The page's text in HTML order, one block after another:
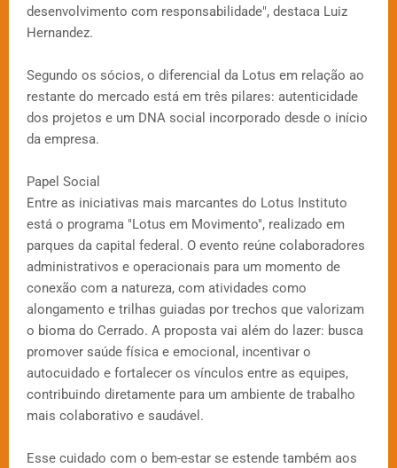
desenvolvimento com responsabilidade", destaca Luiz
Hernandez.
Segundo os sócios, o diferencial da Lotus em relação ao
restante do mercado está em três pilares: autenticidade
dos projetos e um DNA social incorporado desde o início
da empresa.
Papel Social
Entre as iniciativas mais marcantes do Lotus Instituto
está o programa "Lotus em Movimento", realizado em
parques da capital federal. O evento reúne colaboradores
administrativos e operacionais para um momento de
conexão com a natureza, com atividades como
alongamento e trilhas guiadas por trechos que valorizam
o bioma do Cerrado. A proposta vai além do lazer: busca
promover saúde física e emocional, incentivar o
autocuidado e fortalecer os vínculos entre as equipes,
contribuindo diretamente para um ambiente de trabalho
mais colaborativo e saudável.
Esse cuidado com o bem-estar se estende também aos